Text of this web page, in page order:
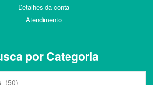
Detalhes da conta
Atendimento
por Categoria